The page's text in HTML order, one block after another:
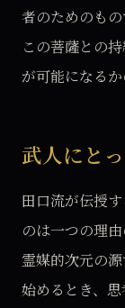
者のためのも
この菩薩との
が可能になるか
武人にと
田口流が伝授
のは一つの理
霊媒的次元の
始めるとき、